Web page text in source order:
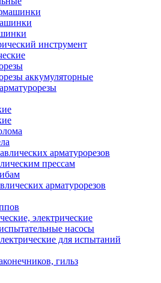
инструмент
аккумуляторные
арматурорезов
прессам
арматурорезов
электрические
насосы
для испытаний
гильз